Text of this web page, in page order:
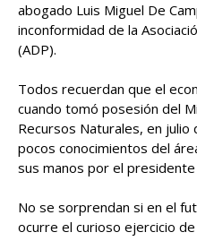
abogado Luis Miguel De
inconformidad de la
(ADP).
Todos recuerdan que el
cuando tomó posesión del
Recursos Naturales, en
pocos conocimientos del
sus manos por el presidente
No se sorprendan si en el
ocurre el curioso ejercicio